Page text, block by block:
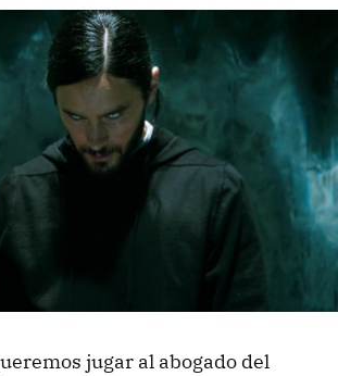
jugar al abogado del